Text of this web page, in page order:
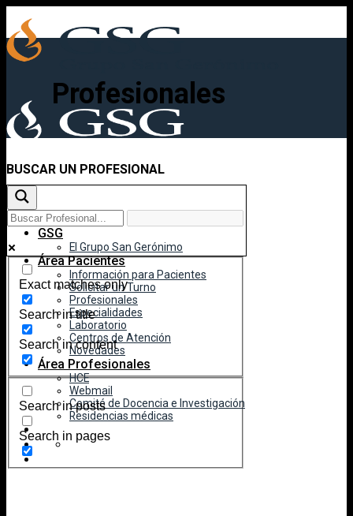
content
Inicio
GSG
El Grupo San Gerónimo
Área Pacientes
Información para Pacientes
Solicitar un Turno
Profesionales
Especialidades
Laboratorio
Centros de Atención
Novedades
Área Profesionales
HCE
Webmail
Comité de Docencia e Investigación
Residencias médicas
Profesionales
BUSCAR UN PROFESIONAL
Exact matches only
Search in title
Search in content
Search in posts
Search in pages